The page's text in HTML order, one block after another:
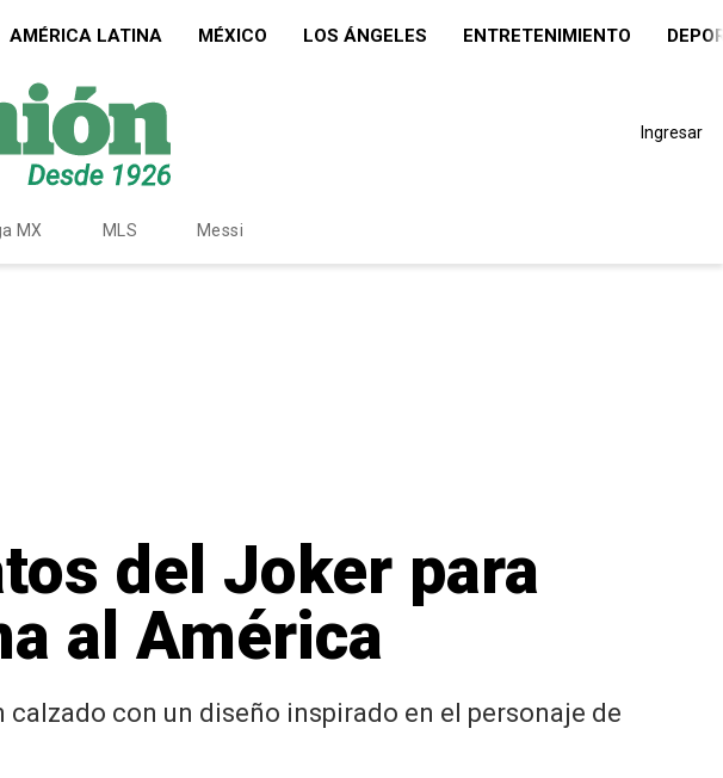
AMÉRICA LATINA MÉXICO LOS ÁNGELES ENTRETENIMIENTO
Ingresar
MX MLS Messi
del Joker para
al América
con un diseño inspirado en el personaje de